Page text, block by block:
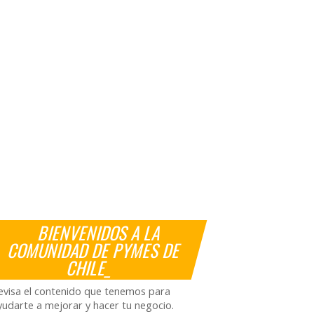
BIENVENIDOS A LA
COMUNIDAD DE PYMES DE
CHILE_
el contenido que tenemos para
a mejorar y hacer tu negocio.